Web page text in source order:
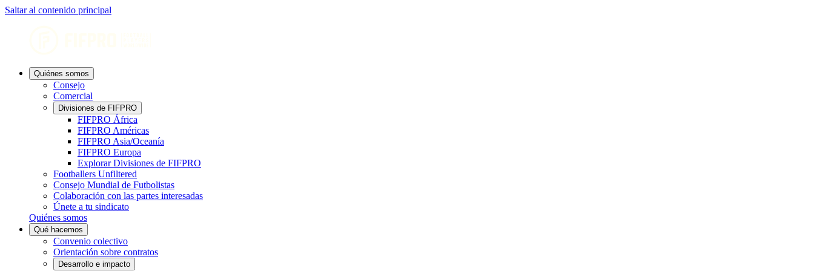
Saltar al contenido principal
Quiénes somos
Consejo
Comercial
Divisiones de FIFPRO
FIFPRO África
FIFPRO Américas
FIFPRO Asia/Oceanía
FIFPRO Europa
Explorar Divisiones de FIFPRO
Footballers Unfiltered
Consejo Mundial de Futbolistas
Colaboración con las partes interesadas
Únete a tu sindicato
Quiénes somos
Qué hacemos
Convenio colectivo
Orientación sobre contratos
Desarrollo e impacto